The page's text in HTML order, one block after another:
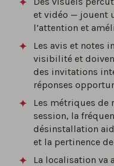
et vidéo — jouent
l’attention et
Les avis et notes
visibilité et
des invitations
réponses
Les métriques de
session, la
désinstallation
et la pertinence
La localisation va